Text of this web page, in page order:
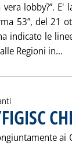
lobby?”.
53”, del 21
indicato le
Regioni in...